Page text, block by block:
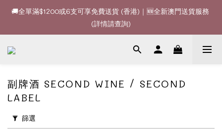
🚚全單滿$1200或6支可享免費送貨 (香港)｜🆕全新澳門送貨服務
(詳情請查詢)
🚚全單滿$1200或6支可享免費送貨 (香港)｜🆕全新澳門送貨服務
(詳情請查詢)
🍷酒款、優惠經常更新，請時刻追蹤我地😊｜🤵👰Wine Couple
🚚全單滿$1200或6支可享免費送貨 (香港)｜🆕全新澳門送貨服務
副牌酒 SECOND WINE / SECOND
LABEL
篩選